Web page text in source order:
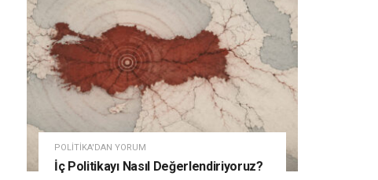
POLITIKA'DAN YORUM
İç Politikayı Nasıl Değerlendiriyoruz?